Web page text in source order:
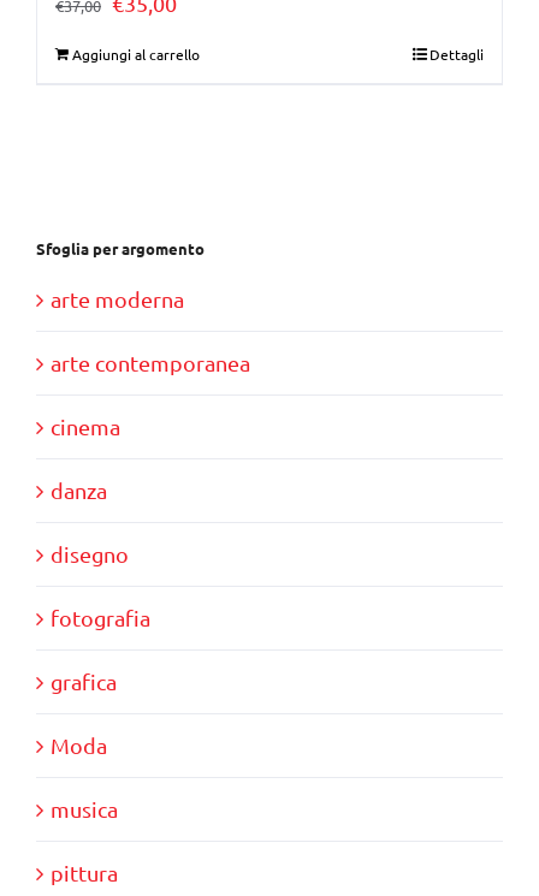
€37,00
Aggiungi al carrello Dettagli
Sfoglia per argomento
arte moderna
arte contemporanea
cinema
danza
disegno
fotografia
grafica
Moda
musica
pittura